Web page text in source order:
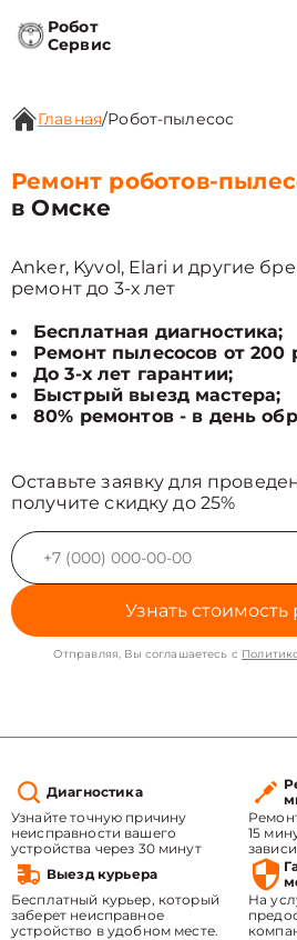
Робот
Сервис
Главная/Робот-пылесос
Ремонт роботов-
в Омске
Anker, Kyvol, Elari и другие
ремонт до 3-х лет
Бесплатная диагностика;
Ремонт пылесосов от 200
До 3-х лет гарантии;
Быстрый выезд мастера;
80% ремонтов - в день
Оставьте заявку для
получите скидку до 25%
Узнать стоимость
Отправляя, Вы соглашаетесь с
Диагностика
Узнайте точную причину
неисправности вашего
устройства через 30 минут
15
Выезд курьера
Бесплатный курьер, который
заберет неисправное
устройство в удобном месте.
На